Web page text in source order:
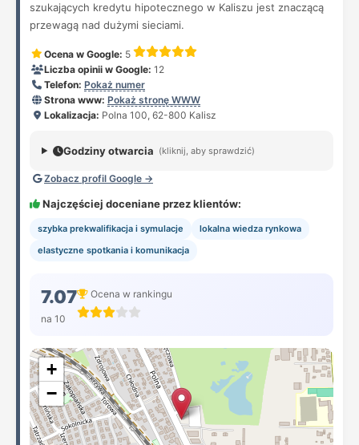
szukających kredytu hipotecznego w Kaliszu jest znaczącą
przewagą nad dużymi sieciami.
Ocena w Google: 5
Liczba opinii w Google: 12
Telefon: Pokaż numer
Strona www: Pokaż stronę WWW
Lokalizacja: Polna 100, 62-800 Kalisz
Godziny otwarcia (kliknij, aby sprawdzić)
Zobacz profil Google →
Najczęściej doceniane przez klientów:
szybka prekwalifikacja i symulacje
lokalna wiedza rynkowa
elastyczne spotkania i komunikacja
7.07
na 10
Ocena w rankingu
+
−